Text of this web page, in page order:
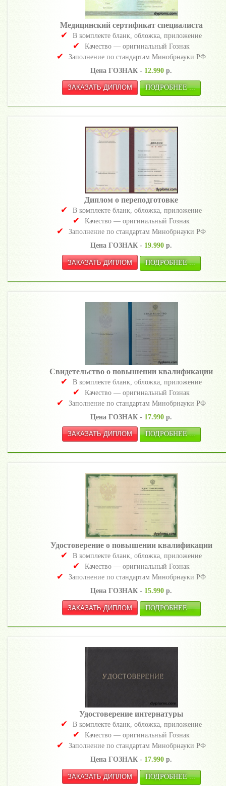
Медицинский сертификат специалиста
В комплекте бланк, обложка, приложение
Качество — оригинальный Гознак
Заполнение по стандартам Минобрнауки РФ
Цена ГОЗНАК - 12.990 р.
ПОДРОБНЕЕ ...
Диплом о переподготовке
В комплекте бланк, обложка, приложение
Качество — оригинальный Гознак
Заполнение по стандартам Минобрнауки РФ
Цена ГОЗНАК - 19.990 р.
ПОДРОБНЕЕ ...
Свидетельство о повышении квалификации
В комплекте бланк, обложка, приложение
Качество — оригинальный Гознак
Заполнение по стандартам Минобрнауки РФ
Цена ГОЗНАК - 17.990 р.
ПОДРОБНЕЕ ...
Удостоверение о повышении квалификации
В комплекте бланк, обложка, приложение
Качество — оригинальный Гознак
Заполнение по стандартам Минобрнауки РФ
Цена ГОЗНАК - 15.990 р.
ПОДРОБНЕЕ ...
Удостоверение интернатуры
В комплекте бланк, обложка, приложение
Качество — оригинальный Гознак
Заполнение по стандартам Минобрнауки РФ
Цена ГОЗНАК - 17.990 р.
ПОДРОБНЕЕ ...